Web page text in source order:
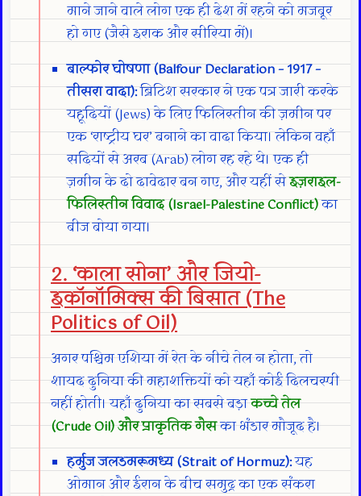
माने जाने वाले लोग एक ही देश में रहने को मजबूर
हो गए (जैसे इराक और सीरिया में)।
बाल्फोर घोषणा (Balfour Declaration – 1917 –
तीसरा वादा):ब्रिटिश सरकार ने एक पत्र जारी करके
यहूदियों (Jews) के लिए फिलिस्तीन की ज़मीन पर
एक ‘राष्ट्रीय घर’ बनाने का वादा किया। लेकिन वहाँ
सदियों से अरब (Arab) लोग रह रहे थे। एक ही
ज़मीन के दो दावेदार बन गए, और यहीं सेइज़राइल-
फिलिस्तीन विवाद (Israel-Palestine Conflict)का
बीज बोया गया।
2. ‘काला सोना’ और जियो-
इकॉनॉमिक्स की बिसात (The
Politics of Oil)
अगर पश्चिम एशिया में रेत के नीचे तेल न होता, तो
शायद दुनिया की महाशक्तियों को यहाँ कोई दिलचस्पी
नहीं होती। यहाँ दुनिया का सबसे बड़ाकच्चे तेल
(Crude Oil) और प्राकृतिक गैसका भंडार मौजूद है।
हर्मुज जलडमरूमध्य (Strait of Hormuz):यह
ओमान और ईरान के बीच समुद्र का एक संकरा